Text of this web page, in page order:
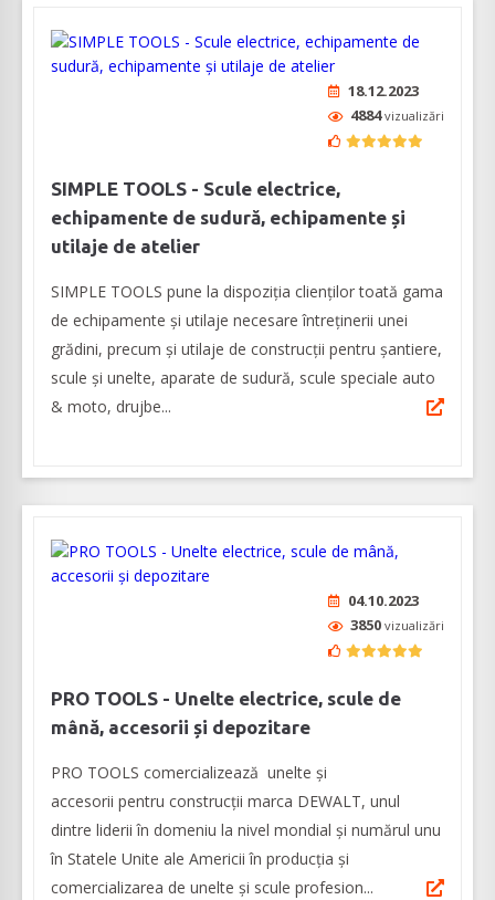
18.12.2023
4884vizualizări
SIMPLE TOOLS - Scule electrice,
echipamente de sudură, echipamente și
utilaje de atelier
SIMPLE TOOLS pune la dispoziția clienților toată gama
de echipamente și utilaje necesare întreținerii unei
grădini, precum și utilaje de construcții pentru șantiere,
scule și unelte, aparate de sudură, scule speciale auto
& moto, drujbe...
04.10.2023
3850 vizualizări
PRO TOOLS - Unelte electrice, scule de
mână, accesorii și depozitare
PRO TOOLS comercializează unelte și
accesorii pentru construcții marca DEWALT, unul
dintre liderii în domeniu la nivel mondial și numărul unu
în Statele Unite ale Americii în producția și
comercializarea de unelte și scule profesion...